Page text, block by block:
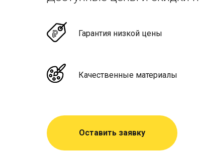
Гарантия низкой цены
Качественные материалы
Оставить заявку